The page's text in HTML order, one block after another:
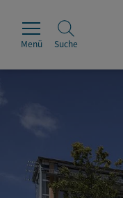
Leben & Wohnen
Menü Suche